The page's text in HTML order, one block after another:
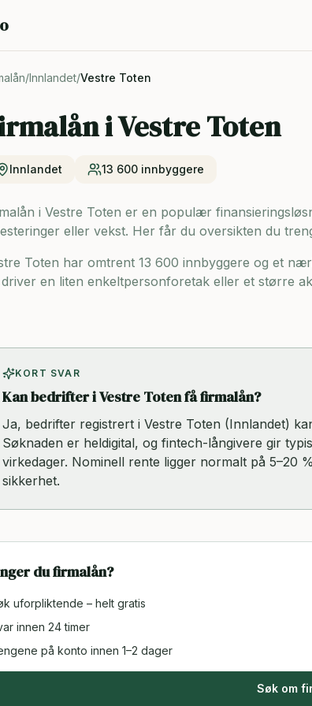
/Innlandet/Vestre Toten
iVestre Toten
Innlandet 13 600 innbyggere
i Vestre Toten er en populær
eller vekst. Her får du oversikten du
Toten har omtrent 13 600 innbyggere og et
en liten enkeltpersonforetak eller et større
KORT SVAR
Kan bedrifter i Vestre Toten få firmalån?
Ja, bedrifter registrert i Vestre Toten (Innlandet)
Søknaden er heldigital, og fintech-långivere gir
virkedager. Nominell rente ligger normalt på 5–20
sikkerhet.
du firmalån?
uforpliktende – helt gratis
innen 24 timer
på konto innen 1–2 dager
Søk om